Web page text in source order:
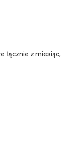
łącznie z miesiąc,